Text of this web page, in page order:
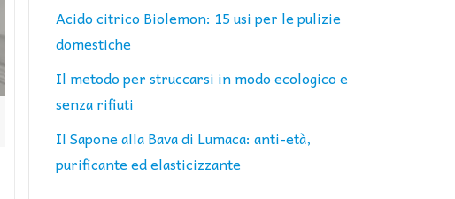
Acido citrico Biolemon: 15 usi per le pulizie
domestiche
Il metodo per struccarsi in modo ecologico e
senza rifiuti
Il Sapone alla Bava di Lumaca: anti-età,
purificante ed elasticizzante